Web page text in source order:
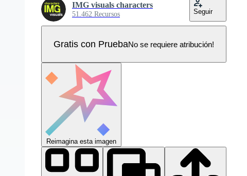
IMG visuals characters
51.462 Recursos Seguir
Gratis con PruebaNo se requiere atribución!
Reimagina esta imagen